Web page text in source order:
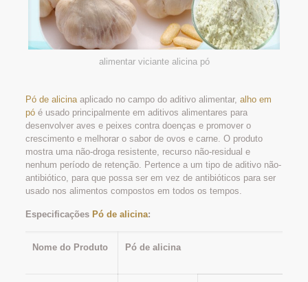
alimentar viciante alicina pó
Pó de alicinaaplicado no campo do aditivo alimentar, alho em
póé usado principalmente em aditivos alimentares para
desenvolver aves e peixes contra doenças e promover o
crescimento e melhorar o sabor de ovos e carne. O produto
mostra uma não-droga resistente, recurso não-residual e
nenhum período de retenção. Pertence a um tipo de aditivo não-
antibiótico, para que possa ser em vez de antibióticos para ser
usado nos alimentos compostos em todos os tempos.
Especificações Pó de alicina:
Nome do Produto Pó de alicina